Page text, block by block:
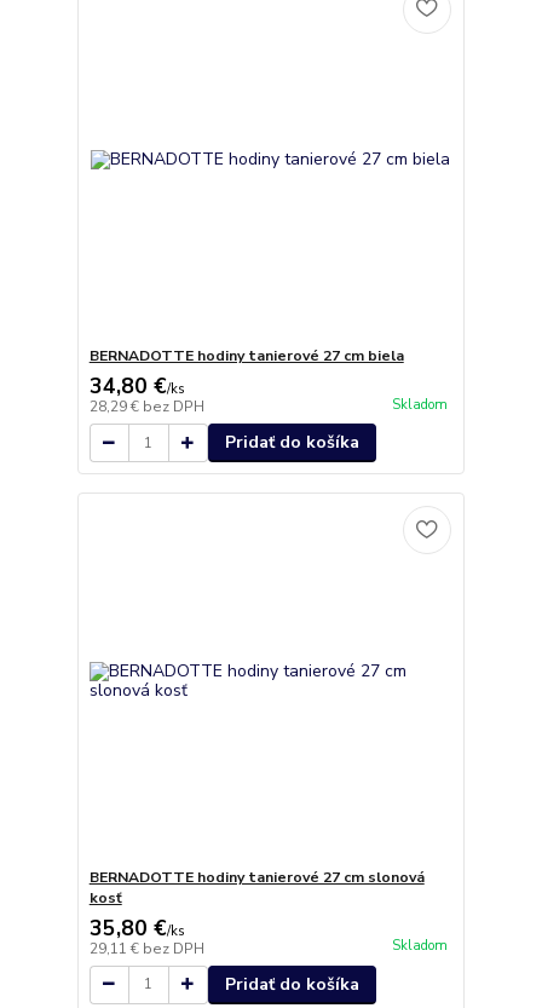
BERNADOTTE hodiny tanierové 27 cm biela
34,80 €/ks
28,29 € bez DPH Skladom
Pridať do košíka
BERNADOTTE hodiny tanierové 27 cm slonová
kosť
35,80 €/ks
29,11 € bez DPH Skladom
Pridať do košíka